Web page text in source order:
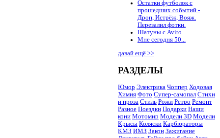
Остатки футболок с
прошедших событий -
Дроп, Истрёж, Вояж.
Перезалил фотки.
Шатуны с Avito
Мне сегодня 50...
давай ещё >>
РАЗДЕЛЫ
Юмор Электрика Чоппер Ходовая
Химия Фото Супер-самопал Стихи
и проза Стиль Рожи Ретро Ремонт
Разное Поездки Подарки Наши
кони Мотомир Модели 3D Модели
Крысы Коляски Карбюраторы
КМЗ ИМЗ Закон Зажигание